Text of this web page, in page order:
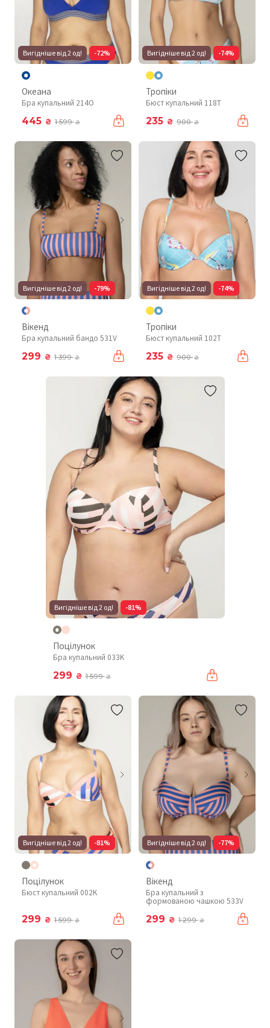
Вигідніше від 2 од! -72%
Океана
Бра купальний 214O
445 ₴ 1 599₴
Вигідніше від 2 од! -74%
Тропіки
Бюст купальний 118T
235 ₴ 900₴
Вигідніше від 2 од! -79%
Вікенд
Бра купальний бандо 531V
299 ₴ 1 399₴
Вигідніше від 2 од! -74%
Тропіки
Бюст купальний 102T
235 ₴ 900₴
Вигідніше від 2 од! -81%
Поцілунок
Бра купальний 033K
299 ₴ 1 599₴
Вигідніше від 2 од! -81%
Поцілунок
Бюст купальний 002K
299 ₴ 1 599₴
Вигідніше від 2 од! -77%
Вікенд
Бра купальний з
формованою чашкою 533V
299 ₴ 1 299₴